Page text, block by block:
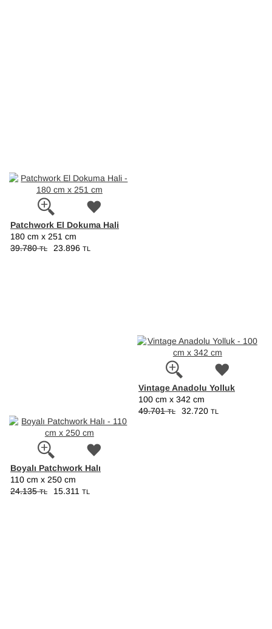
Patchwork El Dokuma Hali
180 cm x 251 cm
39.780TL 23.896 TL
Vintage Anadolu Yolluk
100 cm x 342 cm
49.701TL 32.720 TL
Boyalı Patchwork Halı
110 cm x 250 cm
24.135TL 15.311 TL